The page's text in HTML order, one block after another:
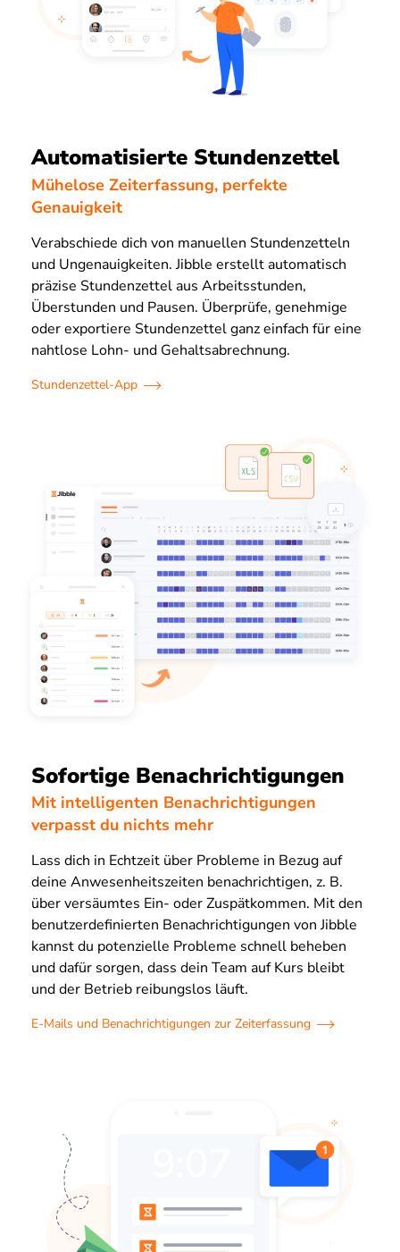
Automatisierte Stundenzettel
Mühelose Zeiterfassung, perfekte
Genauigkeit
Verabschiede dich von manuellen Stundenzetteln
und Ungenauigkeiten. Jibble erstellt automatisch
präzise Stundenzettel aus Arbeitsstunden,
Überstunden und Pausen. Überprüfe, genehmige
oder exportiere Stundenzettel ganz einfach für eine
nahtlose Lohn- und Gehaltsabrechnung.
Stundenzettel-App
Sofortige Benachrichtigungen
Mit intelligenten Benachrichtigungen
verpasst du nichts mehr
Lass dich in Echtzeit über Probleme in Bezug auf
deine Anwesenheitszeiten benachrichtigen, z. B.
über versäumtes Ein- oder Zuspätkommen. Mit den
benutzerdefinierten Benachrichtigungen von Jibble
kannst du potenzielle Probleme schnell beheben
und dafür sorgen, dass dein Team auf Kurs bleibt
und der Betrieb reibungslos läuft.
E-Mails und Benachrichtigungen zur Zeiterfassung